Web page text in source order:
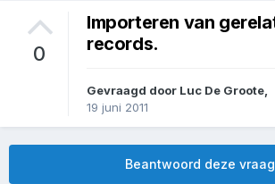
0
Importeren van
records.
Gevraagd door Luc De Groote
19 juni 2011
Beantwoord deze vraag